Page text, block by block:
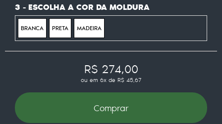
3 - ESCOLHA A COR DA MOLDURA
BRANCA PRETA MADEIRA
R$ 274,00
ou em 6x de R$ 45,67
Comprar